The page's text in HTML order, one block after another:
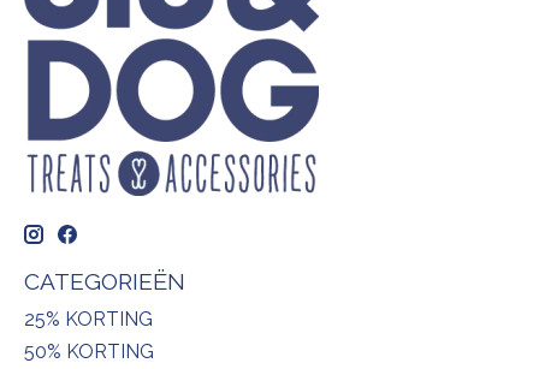
CATEGORIEËN
25% KORTING
50% KORTING